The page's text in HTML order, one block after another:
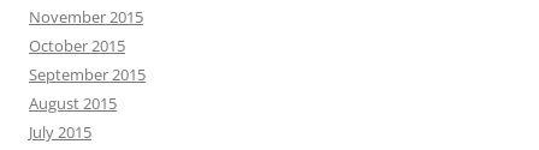
November 2015
October 2015
September 2015
August 2015
July 2015